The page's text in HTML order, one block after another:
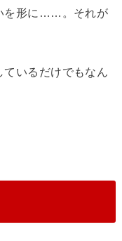
を形に……。それが
ているだけでもなん